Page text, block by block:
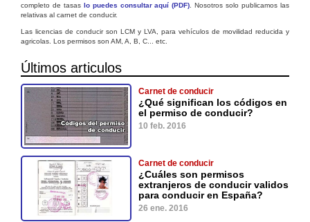
completo de tasas lo puedes consultar aquí (PDF) . Nosotros solo publicamos las
relativas al carnet de conducir.
Las licencias de conducir son LCM y LVA, para vehículos de movilidad reducida y
agricolas. Los permisos son AM, A, B, C... etc.
Últimos articulos
Carnet de conducir
¿Qué significan los códigos en
el permiso de conducir?
10 feb. 2016
Carnet de conducir
¿Cuáles son permisos
extranjeros de conducir validos
para conducir en España?
26 ene. 2016